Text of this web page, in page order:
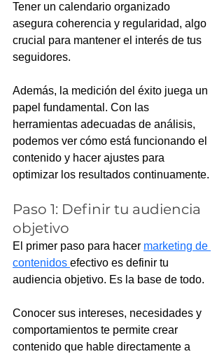
Tener un calendario organizado
asegura coherencia y regularidad, algo
crucial para mantener el interés de tus
seguidores.
Además, la medición del éxito juega un
papel fundamental. Con las
herramientas adecuadas de análisis,
podemos ver cómo está funcionando el
contenido y hacer ajustes para
optimizar los resultados continuamente.
Paso 1: Definir tu audiencia
objetivo
El primer paso para hacer marketing de
contenidos efectivo es definir tu
audiencia objetivo. Es la base de todo.
Conocer sus intereses, necesidades y
comportamientos te permite crear
contenido que hable directamente a